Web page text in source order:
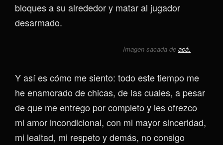
bloques a su alrededor y matar al jugador
desarmado.
Imagen sacada de acá.
Y así es cómo me siento: todo este tiempo me
he enamorado de chicas, de las cuales, a pesar
de que me entrego por completo y les ofrezco
mi amor incondicional, con mi mayor sinceridad,
mi lealtad, mi respeto y demás, no consigo